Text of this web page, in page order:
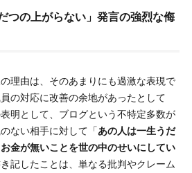
つの上がらない」発言の強烈な侮
理由は、そのあまりにも過激な表現で
の対応に改善の余地があったとして
明として、ブログという不特定多数が
ない相手に対して「 あの人は一生うだ
金が無いことを世の中のせいにしてい
き記したことは、単なる批判やクレーム